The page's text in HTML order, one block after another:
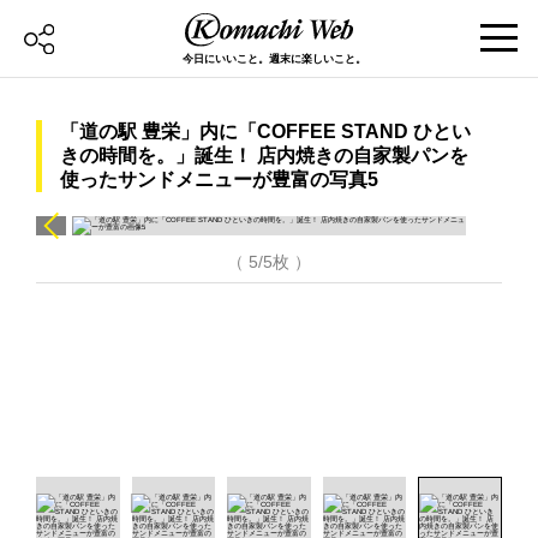
今日にいいこと。週末に楽しいこと。
「道の駅 豊栄」内に「COFFEE STAND ひとい
きの時間を。」誕生！ 店内焼きの自家製パンを
使ったサンドメニューが豊富の写真5
（ 5/5枚 ）